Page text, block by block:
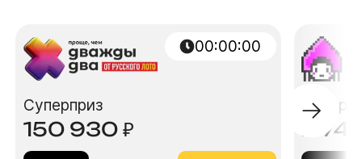
00:00:00
Суперприз
150 930₽ 2